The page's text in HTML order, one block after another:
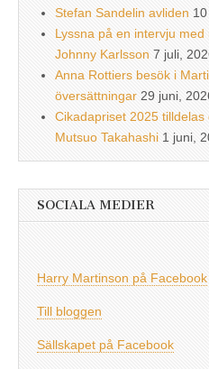
Stefan Sandelin avliden
Lyssna på en intervju
Johnny Karlsson 7 juli,
Anna Rottiers besök i
översättningar 29 juni,
Cikadapriset 2025
Mutsuo Takahashi 1 juni,
SOCIALA MEDIER
Harry Martinson på Facebook
Till bloggen
Sällskapet på Facebook